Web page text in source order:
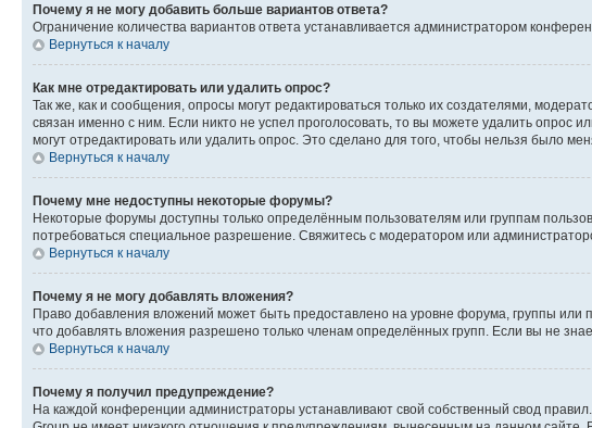
Почему я не могу добавить больше вариантов ответа?
Ограничение количества вариантов ответа устанавливается администратором
Вернуться к началу
Как мне отредактировать или удалить опрос?
Так же, как и сообщения, опросы могут редактироваться только их создателями,
связан именно с ним. Если никто не успел проголосовать, то вы можете удалить опрос
могут отредактировать или удалить опрос. Это сделано для того, чтобы нельзя было
Вернуться к началу
Почему мне недоступны некоторые форумы?
Некоторые форумы доступны только определённым пользователям или группам
потребоваться специальное разрешение. Свяжитесь с модератором или
Вернуться к началу
Почему я не могу добавлять вложения?
Право добавления вложений может быть предоставлено на уровне форума, группы
что добавлять вложения разрешено только членам определённых групп. Если вы не
Вернуться к началу
Почему я получил предупреждение?
На каждой конференции администраторы устанавливают свой собственный свод